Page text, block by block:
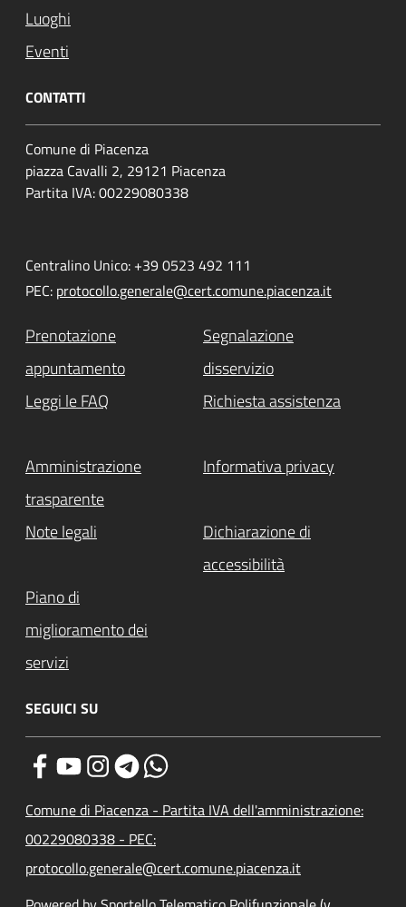
Luoghi
Eventi
CONTATTI
Comune di Piacenza
piazza Cavalli 2, 29121 Piacenza
Partita IVA: 00229080338
Centralino Unico: +39 0523 492 111
PEC: protocollo.generale@cert.comune.piacenza.it
Prenotazione
appuntamento
Segnalazione
disservizio
Leggi le FAQ
Richiesta assistenza
Amministrazione
trasparente
Informativa privacy
Note legali
Dichiarazione di
accessibilità
Piano di
miglioramento dei
servizi
SEGUICI SU
Comune di Piacenza - Partita IVA dell'amministrazione:
00229080338 - PEC:
protocollo.generale@cert.comune.piacenza.it